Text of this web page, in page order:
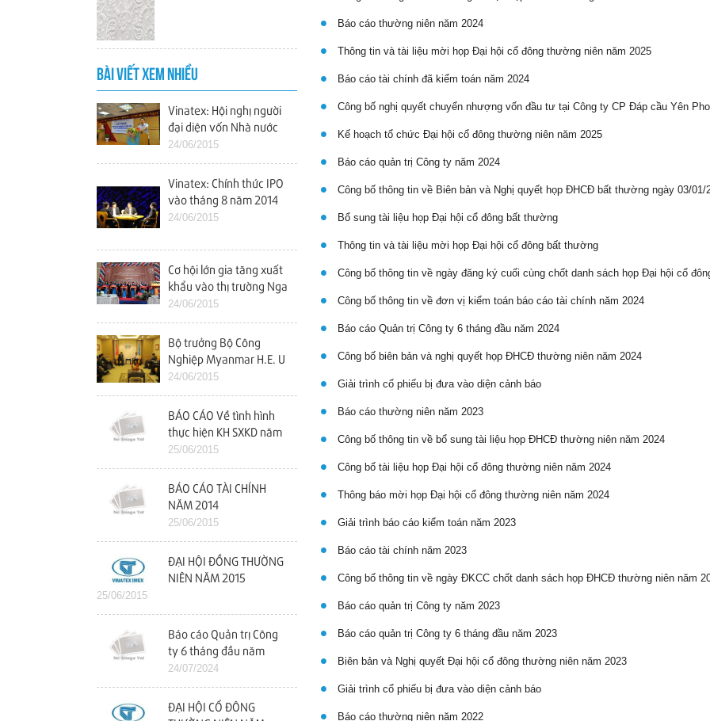
BÀI VIẾT XEM NHIỀU
Vinatex: Hội nghị người
đại diện vốn Nhà nước
tại các doanh nghiệp
24/06/2015
Vinatex: Chính thức IPO
vào tháng 8 năm 2014
24/06/2015
Cơ hội lớn gia tăng xuất
khẩu vào thị trường Nga
24/06/2015
Bộ trưởng Bộ Công
Nghiệp Myanmar H.E. U
Maung Myint Thăm và
làm việc với Vinatex
24/06/2015
BÁO CÁO Về tình hình
thực hiện KH SXKD năm
2014 và kế hoạch năm
2015
25/06/2015
BÁO CÁO TÀI CHÍNH
NĂM 2014
25/06/2015
ĐẠI HỘI ĐỒNG THƯỜNG
NIÊN NĂM 2015
25/06/2015
Báo cáo Quản trị Công
ty 6 tháng đầu năm
2024
24/07/2024
ĐẠI HỘI CỔ ĐÔNG
Báo cáo thường niên năm 2024
Thông tin và tài liệu mời họp Đại hội cổ đông thường niên năm 2025
Báo cáo tài chính đã kiểm toán năm 2024
Công bố nghị quyết chuyển nhượng vốn đầu tư tại Công ty CP Đáp cầu Yên
Kế hoạch tổ chức Đại hội cổ đông thường niên năm 2025
Báo cáo quản trị Công ty năm 2024
Công bố thông tin về Biên bản và Nghị quyết họp ĐHCĐ bất thường ngày 03/01/
Bổ sung tài liệu họp Đại hội cổ đông bất thường
Thông tin và tài liệu mời họp Đại hội cổ đông bất thường
Công bố thông tin về ngày đăng ký cuối cùng chốt danh sách họp Đại hội cổ
Công bố thông tin về đơn vị kiểm toán báo cáo tài chính năm 2024
Báo cáo Quản trị Công ty 6 tháng đầu năm 2024
Công bố biên bản và nghị quyết họp ĐHCĐ thường niên năm 2024
Giải trình cổ phiếu bị đưa vào diện cảnh báo
Báo cáo thường niên năm 2023
Công bố thông tin về bổ sung tài liệu họp ĐHCĐ thường niên năm 2024
Công bố tài liệu họp Đại hội cổ đông thường niên năm 2024
Thông báo mời họp Đại hội cổ đông thường niên năm 2024
Giải trình báo cáo kiểm toán năm 2023
Báo cáo tài chính năm 2023
Công bố thông tin về ngày ĐKCC chốt danh sách họp ĐHCĐ thường niên năm
Báo cáo quản trị Công ty năm 2023
Báo cáo quản trị Công ty 6 tháng đầu năm 2023
Biên bản và Nghị quyết Đại hội cổ đông thường niên năm 2023
Giải trình cổ phiếu bị đưa vào diện cảnh báo
Báo cáo thường niên năm 2022